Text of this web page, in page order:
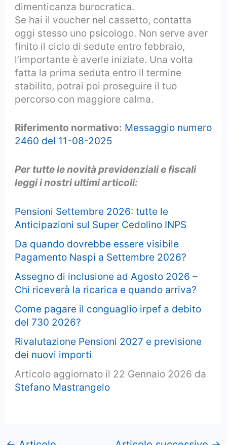
dimenticanza burocratica.
Se hai il voucher nel cassetto, contatta
oggi stesso uno psicologo. Non serve aver
finito il ciclo di sedute entro febbraio,
l’importante è averle iniziate. Una volta
fatta la prima seduta entro il termine
stabilito, potrai poi proseguire il tuo
percorso con maggiore calma.
Riferimento normativo: Messaggio numero
2460 del 11-08-2025
Per tutte le novità previdenziali e fiscali
leggi i nostri ultimi articoli:
Pensioni Settembre 2026: tutte le
Anticipazioni sul Super Cedolino INPS
Da quando dovrebbe essere visibile
Pagamento Naspi a Settembre 2026?
Assegno di inclusione ad Agosto 2026 –
Chi riceverà la ricarica e quando arriva?
Come pagare il conguaglio irpef a debito
del 730 2026?
Rivalutazione Pensioni 2027 e previsione
dei nuovi importi
Articolo aggiornato il 22 Gennaio 2026 da
Stefano Mastrangelo